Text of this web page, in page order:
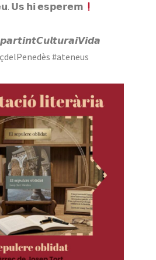
𝗨𝘀 𝗵𝗶 𝗲𝘀𝗽𝗲𝗿𝗲𝗺
#ateneus